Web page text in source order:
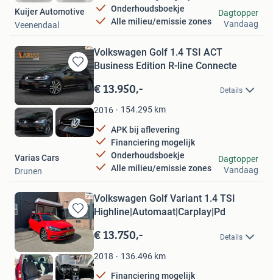
Onderhoudsboekje
Alle milieu/emissie zones
Kuijer Automotive
Veenendaal
Dagtopper
Vandaag
Bewaren
in
Mijn
Favorieten
Volkswagen Golf 1.4 TSI ACT
Business Edition R-line Connecte
€ 13.950,- Details
2016 154.295 km
APK bij aflevering
Financiering mogelijk
Onderhoudsboekje
Alle milieu/emissie zones
Varias Cars
Drunen
Dagtopper
Vandaag
Bewaren
in
Mijn
Favorieten
Volkswagen Golf Variant 1.4 TSI
Highline|Automaat|Carplay|Pd
€ 13.750,- Details
2018 136.496 km
Financiering mogelijk